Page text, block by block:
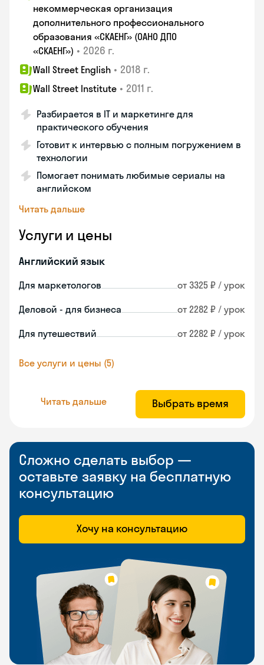
некоммерческая организация
дополнительного профессионального
образования «СКАЕНГ» (ОАНО ДПО
«СКАЕНГ») • 2026 г.
Wall Street English • 2018 г.
Wall Street Institute • 2011 г.
Разбирается в IT и маркетинге для
практического обучения
Готовит к интервью с полным погружением в
технологии
Помогает понимать любимые сериалы на
английском
Читать дальше
Услуги и цены
Английский язык
Для маркетологов от 3325 ₽ / урок
Деловой - для бизнеса от 2282 ₽ / урок
Для путешествий от 2282 ₽ / урок
Все услуги и цены (5)
Читать дальше Выбрать время
Сложно сделать выбор —
оставьте заявку на бесплатную
консультацию
Хочу на консультацию